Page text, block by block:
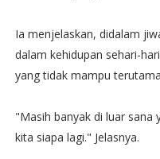
Ia menjelaskan, didalam
dalam kehidupan sehari-
yang tidak mampu
"Masih banyak di luar sana
kita siapa lagi." Jelasnya.